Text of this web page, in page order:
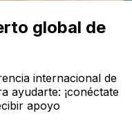
global de
internacional de
ayudarte: ¡conéctate
apoyo